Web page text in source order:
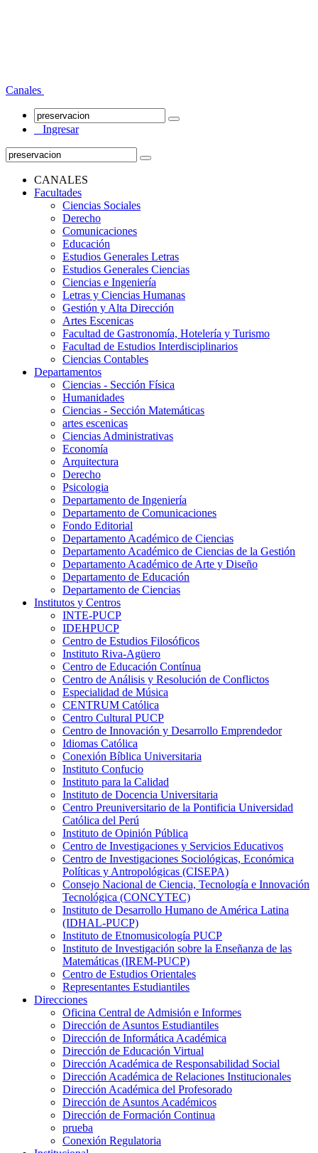
Canales
Ingresar
CANALES
Facultades
Ciencias Sociales
Derecho
Comunicaciones
Educación
Estudios Generales Letras
Estudios Generales Ciencias
Ciencias e Ingeniería
Letras y Ciencias Humanas
Gestión y Alta Dirección
Artes Escenicas
Facultad de Gastronomía, Hotelería y Turismo
Facultad de Estudios Interdisciplinarios
Ciencias Contables
Departamentos
Ciencias - Sección Física
Humanidades
Ciencias - Sección Matemáticas
artes escenicas
Ciencias Administrativas
Economía
Arquitectura
Derecho
Psicologia
Departamento de Ingeniería
Departamento de Comunicaciones
Fondo Editorial
Departamento Académico de Ciencias
Departamento Académico de Ciencias de la Gestión
Departamento Académico de Arte y Diseño
Departamento de Educación
Departamento de Ciencias
Institutos y Centros
INTE-PUCP
IDEHPUCP
Centro de Estudios Filosóficos
Instituto Riva-Agüero
Centro de Educación Contínua
Centro de Análisis y Resolución de Conflictos
Especialidad de Música
CENTRUM Católica
Centro Cultural PUCP
Centro de Innovación y Desarrollo Emprendedor
Idiomas Católica
Conexión Bíblica Universitaria
Instituto Confucio
Instituto para la Calidad
Instituto de Docencia Universitaria
Centro Preuniversitario de la Pontificia Universidad
Católica del Perú
Instituto de Opinión Pública
Centro de Investigaciones y Servicios Educativos
Centro de Investigaciones Sociológicas, Económica
Políticas y Antropológicas (CISEPA)
Consejo Nacional de Ciencia, Tecnología e Innovación
Tecnológica (CONCYTEC)
Instituto de Desarrollo Humano de América Latina
(IDHAL-PUCP)
Instituto de Etnomusicología PUCP
Instituto de Investigación sobre la Enseñanza de las
Matemáticas (IREM-PUCP)
Centro de Estudios Orientales
Representantes Estudiantiles
Direcciones
Oficina Central de Admisión e Informes
Dirección de Asuntos Estudiantiles
Dirección de Informática Académica
Dirección de Educación Virtual
Dirección Académica de Responsabilidad Social
Dirección Académica de Relaciones Institucionales
Dirección Académica del Profesorado
Dirección de Asuntos Académicos
Dirección de Formación Continua
prueba
Conexión Regulatoria